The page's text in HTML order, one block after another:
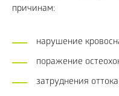
причинам:
нарушение
поражение
затруднения